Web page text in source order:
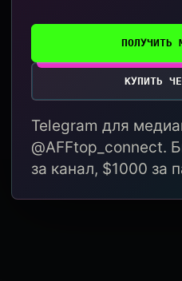
ПОЛУЧИТЬ
КУПИТЬ
Telegram для
@AFFtop_connect.
за канал, $1000 за